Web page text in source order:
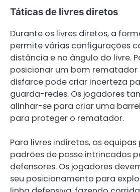
Táticas de livres diretos
Durante os livres diretos, a
permite várias configurações
distância e no ângulo do livre.
posicionar um bom rematador
disfarce pode criar incerteza
guarda-redes. Os jogadores
alinhar-se para criar uma
para proteger o rematador.
Para livres indiretos, as
padrões de passe intrincados
defensores. Os jogadores
seu posicionamento para